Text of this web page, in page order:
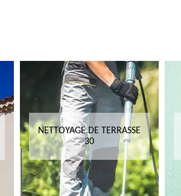
NETTOYAGE DE TERRASSE
30